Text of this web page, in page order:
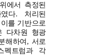
에서 측정된
다. 처리된
를 기반으로
다차원 형광
해하여, 서로
펙트럼과 각